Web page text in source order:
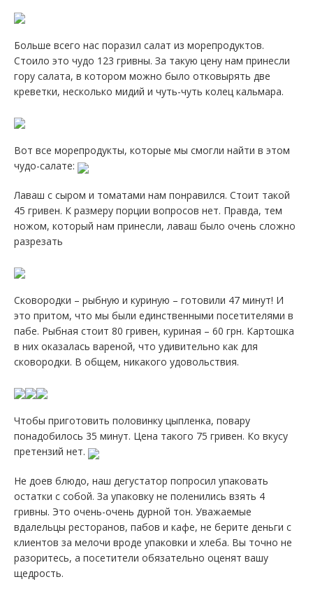
Больше всего нас поразил салат из морепродуктов.
Стоило это чудо 123 гривны. За такую цену нам принесли
гору салата, в котором можно было отковырять две
креветки, несколько мидий и чуть-чуть колец кальмара.
Вот все морепродукты, которые мы смогли найти в этом
чудо-салате:
Лаваш с сыром и томатами нам понравился. Стоит такой
45 гривен. К размеру порции вопросов нет. Правда, тем
ножом, который нам принесли, лаваш было очень сложно
разрезать
Сковородки – рыбную и куриную – готовили 47 минут! И
это притом, что мы были единственными посетителями в
пабе. Рыбная стоит 80 гривен, куриная – 60 грн. Картошка
в них оказалась вареной, что удивительно как для
сковородки. В общем, никакого удовольствия.
Чтобы приготовить половинку цыпленка, повару
понадобилось 35 минут. Цена такого 75 гривен. Ко вкусу
претензий нет.
Не доев блюдо, наш дегустатор попросил упаковать
остатки с собой. За упаковку не поленились взять 4
гривны. Это очень-очень дурной тон. Уважаемые
вдалельцы ресторанов, пабов и кафе, не берите деньги с
клиентов за мелочи вроде упаковки и хлеба. Вы точно не
разоритесь, а посетители обязательно оценят вашу
щедрость.